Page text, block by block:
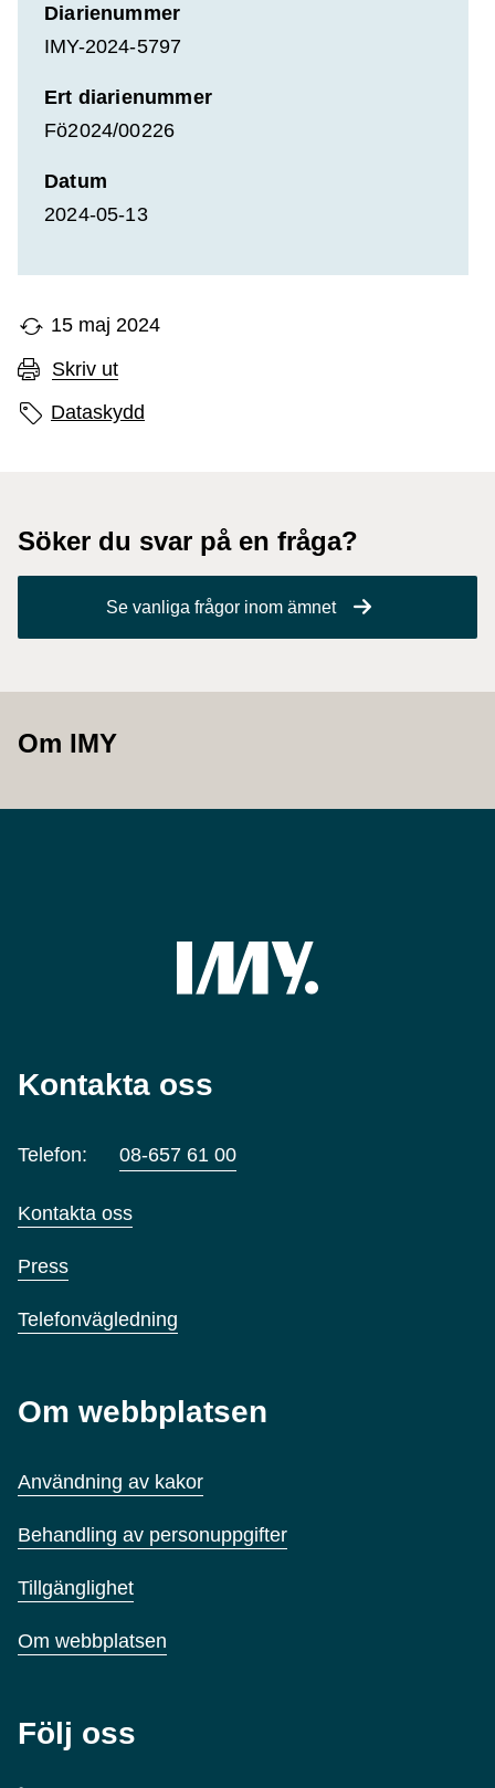
Diarienummer
IMY-2024-5797
Ert diarienummer
Fö2024/00226
Datum
2024-05-13
15 maj 2024
Skriv ut
Sidans etiketter
Dataskydd
Söker du svar på en fråga?
Se vanliga frågor inom ämnet
Om IMY
Kontakta oss
Telefon: 08-657 61 00
Kontakta oss
Press
Telefonvägledning
Om webbplatsen
Användning av kakor
Behandling av personuppgifter
Tillgänglighet
Om webbplatsen
Följ oss